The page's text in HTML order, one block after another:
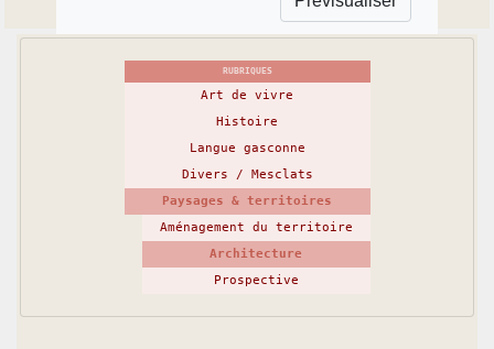
RUBRIQUES
Art de vivre
Histoire
Langue gasconne
Divers / Mesclats
Paysages & territoires
Aménagement du territoire
Architecture
Prospective